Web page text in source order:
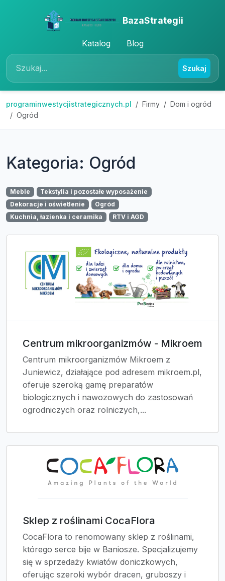
BazaStrategii
Katalog Blog
Szukaj
programinwestycjistrategicznych.pl Firmy
Dom i ogród
Ogród
Kategoria: Ogród
Meble
Tekstylia i pozostałe wyposażenie
Dekoracje i oświetlenie
Ogród
Kuchnia, łazienka i ceramika
RTV i AGD
Centrum mikroorganizmów - Mikroem
Centrum mikroorganizmów Mikroem z
Juniewicz, działające pod adresem mikroem.pl,
oferuje szeroką gamę preparatów
biologicznych i nawozowych do zastosowań
ogrodniczych oraz rolniczych,...
Sklep z roślinami CocaFlora
CocaFlora to renomowany sklep z roślinami,
którego serce bije w Baniosze. Specjalizujemy
się w sprzedaży kwiatów doniczkowych,
oferując szeroki wybór dracen, gruboszy i